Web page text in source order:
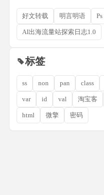
好文转载 明言明语 Ps
AI出海流量站探索日志1.0
标签
ss non pan class
var id val 淘宝客
html 微擎 密码